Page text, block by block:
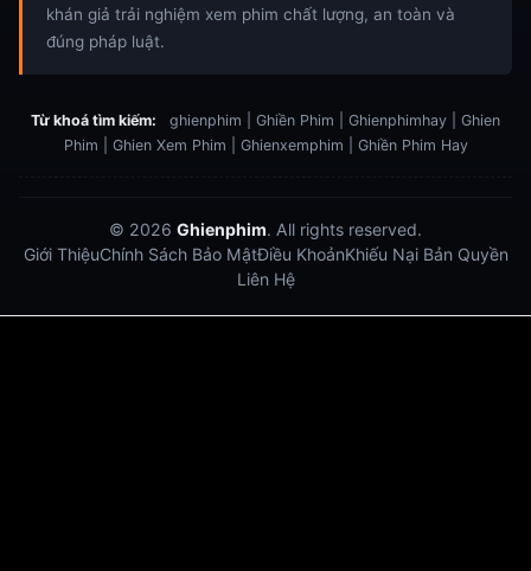
khán giả trải nghiệm xem phim chất lượng, an toàn và
đúng pháp luật.
Từ khoá tìm kiếm:
ghienphim | Ghiền Phim | Ghienphimhay | Ghien
Phim | Ghien Xem Phim | Ghienxemphim | Ghiền Phim Hay
© 2026 Ghienphim. All rights reserved.
Giới ThiệuChính Sách Bảo MậtĐiều KhoảnKhiếu Nại Bản Quyền
Liên Hệ